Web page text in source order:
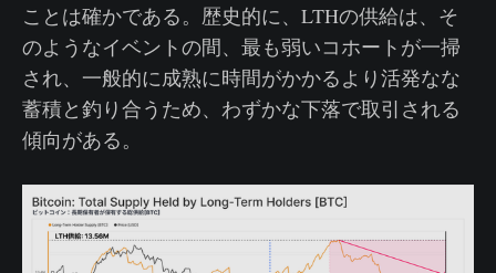
ことは確かである。歴史的に、LTHの供給は、そ
のようなイベントの間、最も弱いコホートが一掃
され、一般的に成熟に時間がかかるより活発なな
蓄積と釣り合うため、わずかな下落で取引される
傾向がある。